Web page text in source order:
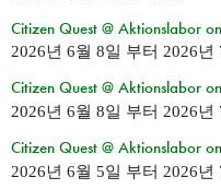
Citizen Quest @ Aktionslabor
2026년 6월 8일 부터 2026년
Citizen Quest @ Aktionslabor
2026년 6월 8일 부터 2026년
Citizen Quest @ Aktionslabor
2026년 6월 5일 부터 2026년